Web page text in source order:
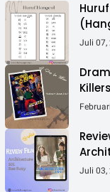
Juli 07,
Juli 03,